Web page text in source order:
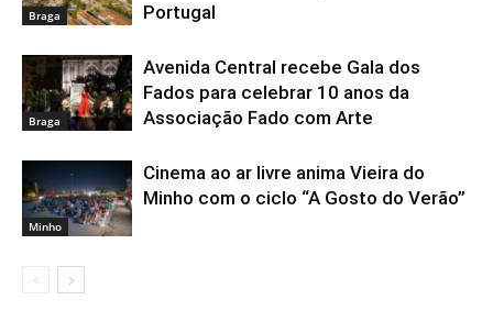
Braga
Portugal
Braga
Avenida Central recebe Gala dos
Fados para celebrar 10 anos da
Associação Fado com Arte
Minho
Cinema ao ar livre anima Vieira do
Minho com o ciclo “A Gosto do Verão”